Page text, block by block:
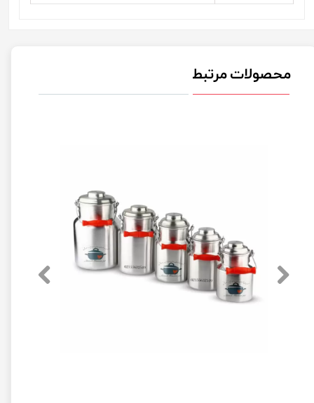
محصولات مرتبط